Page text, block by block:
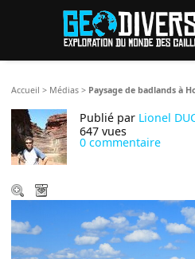
Accueil > Médias > Paysage de badlands à
Publié par Lionel
647 vues
0 commentaire